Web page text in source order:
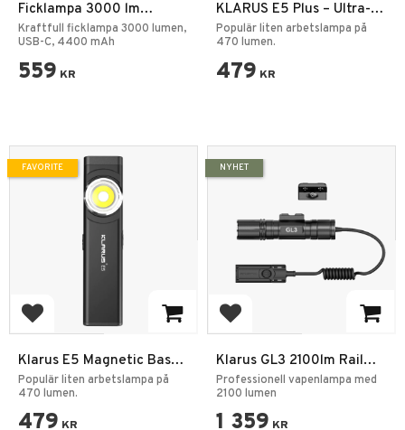
Ficklampa 3000 lm
Uppladdningsbar 4400
mAh LED Lampa
Kraftfull ficklampa 3000 lumen,
USB-C, 4400 mAh
559 KR
KLARUS E5 Plus – Ultra-
Slim 3-i-1 EDC Ficklampa
med Magnet & USB-C
Populär liten arbetslampa på
470 lumen.
479 KR
Add to favorites
Klarus E5 Magnetic Base
EDC Tool Light
Populär liten arbetslampa på
470 lumen.
479 KR
FAVORITE
Add to favorites
Klarus GL3 2100lm Rail
Light IPX6 Vapen
Ficklampa
Professionell vapenlampa med
2100 lumen
1 359 KR
NYHET